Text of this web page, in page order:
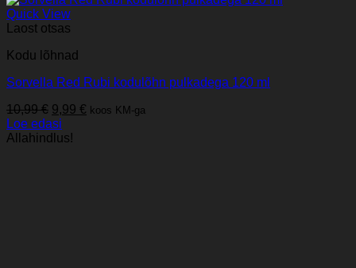
Quick View
Laost otsas
Kodu lõhnad
Sorvella Red Rubi kodulõhn pulkadega 120 ml
10,99€ Algne
hind
oli:
9,99 € Praegune
koos KM-ga
Loe edasi
Allahindlus!